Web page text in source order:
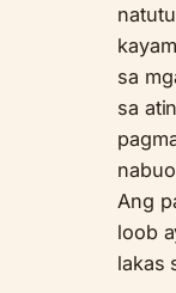
sa
sa
Ang
loob
lakas